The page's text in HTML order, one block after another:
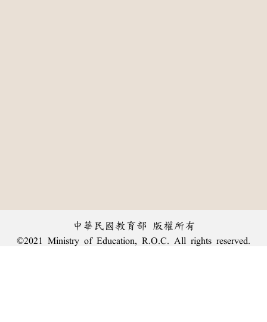
中華民國教育部 版權所有
©2021 Ministry of Education, R.O.C. All rights reserved.